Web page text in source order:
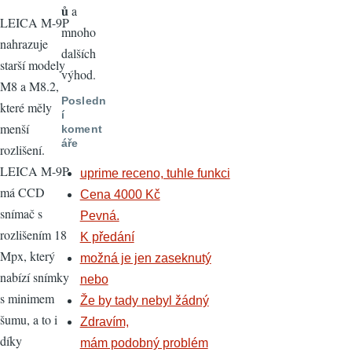
LEICA M-9P
nahrazuje
starší modely
M8 a M8.2,
které měly
menší
rozlišení.
LEICA M-9P
má CCD
snímač s
rozlišením 18
Mpx, který
nabízí snímky
s minimem
šumu, a to i
díky
ů a
mnoho
dalších
výhod.
Posledn
í
koment
áře
uprime receno, tuhle funkci
Cena 4000 Kč
Pevná.
K předání
možná je jen zaseknutý
nebo
Že by tady nebyl žádný
Zdravím,
mám podobný problém